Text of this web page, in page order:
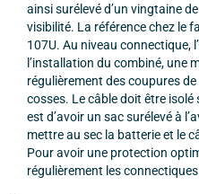
ainsi surélevé d’un vingtaine
visibilité. La référence chez le
107U. Au niveau connectique,
l’installation du combiné, une
régulièrement des coupures
cosses. Le câble doit être isolé
est d’avoir un sac surélevé à
mettre au sec la batterie et le
Pour avoir une protection
régulièrement les